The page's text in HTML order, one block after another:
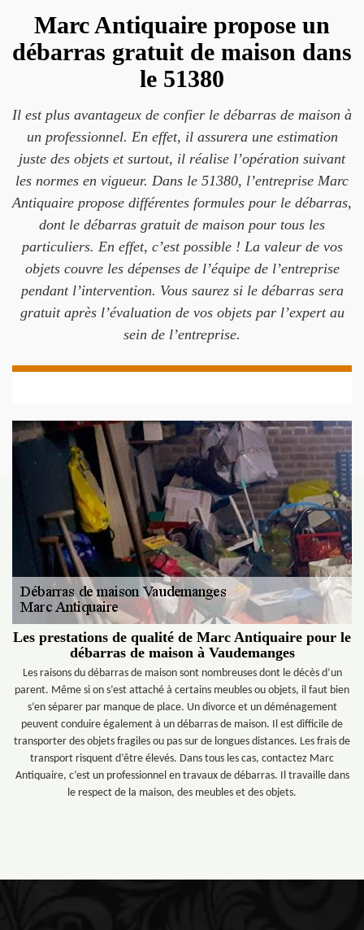
Marc Antiquaire propose un
débarras gratuit de maison dans
le 51380
Il est plus avantageux de confier le débarras de maison à
un professionnel. En effet, il assurera une estimation
juste des objets et surtout, il réalise l’opération suivant
les normes en vigueur. Dans le 51380, l’entreprise Marc
Antiquaire propose différentes formules pour le débarras,
dont le débarras gratuit de maison pour tous les
particuliers. En effet, c’est possible ! La valeur de vos
objets couvre les dépenses de l’équipe de l’entreprise
pendant l’intervention. Vous saurez si le débarras sera
gratuit après l’évaluation de vos objets par l’expert au
sein de l’entreprise.
Les prestations de qualité de Marc Antiquaire pour le
débarras de maison à Vaudemanges
Les raisons du débarras de maison sont nombreuses dont le décès d’un
parent. Même si on s’est attaché à certains meubles ou objets, il faut bien
s’en séparer par manque de place. Un divorce et un déménagement
peuvent conduire également à un débarras de maison. Il est difficile de
transporter des objets fragiles ou pas sur de longues distances. Les frais de
transport risquent d’être élevés. Dans tous les cas, contactez Marc
Antiquaire, c’est un professionnel en travaux de débarras. Il travaille dans
le respect de la maison, des meubles et des objets.